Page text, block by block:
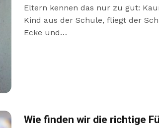
Eltern kennen das nur zu gut:
Kind aus der Schule, fliegt der
Ecke und…
Wie finden wir die richtige